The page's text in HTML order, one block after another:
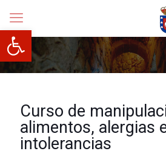
Abrir barra de herramientas
Curso de
alimentos, alergias
intolerancias